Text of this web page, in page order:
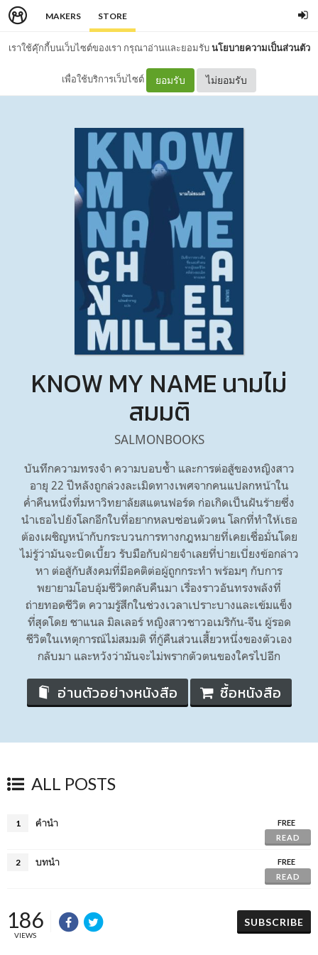
MAKERS STORE
เราใช้คุ๊กกี้บนเว็บไซต์ของเรา กรุณาอ่านและยอมรับนโยบายความเป็นส่วนตัว
เพื่อใช้บริการเว็บไซต์ ยอมรับ ไม่ยอมรับ
KNOW MY NAME นามไม่
สมมติ
SALMONBOOKS
บันทึกความทรงจำ ความบอบช้ำ และการต่อสู้ของหญิงสาว
อายุ 22 ปีหลังถูกล่วงละเมิดทางเพศจากคนแปลกหน้าใน
ค่ำคืนหนึ่งที่มหาวิทยาลัยสแตนฟอร์ด ก่อเกิดเป็นฝันร้ายซึ่ง
นำเธอไปยังโลกอีกใบที่อยากหลบซ่อนตัวตน โลกที่ทำให้เธอ
ต้องเผชิญหน้ากับกระบวนการทางกฎหมายที่เคยเชื่อมั่นโดย
ไม่รู้ว่ามันจะบิดเบี้ยว รับมือกับฝ่ายจำเลยที่บ่ายเบี่ยงข้อกล่าว
หา ต่อสู้กับสังคมที่มีอคติต่อผู้ถูกกระทำ พร้อมๆ กับการ
พยายามโอบอุ้มชีวิตกลับคืนมา เรื่องราวอันทรงพลังที่
ถ่ายทอดชีวิต ความรู้สึกในช่วงเวลาเปราะบางและเข้มแข็ง
ที่สุดโดย ชาแนล มิลเลอร์ หญิงสาวชาวอเมริกัน-จีน ผู้รอด
ชีวิตในเหตุการณ์ไม่สมมติ ที่กู้คืนส่วนเสี้ยวหนึ่งของตัวเอง
กลับมา และหวังว่ามันจะไม่พรากตัวตนของใครไปอีก
อ่านตัวอย่างหนังสือ ซื้อหนังสือ
ALL POSTS
1 คำนำ
FREE
READ
2 บทนำ
FREE
READ
186
VIEWS
SUBSCRIBE